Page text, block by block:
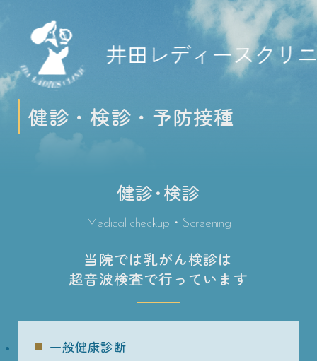
健診 ・検診 ・ 予防接種
健診･検診
Medical checkup・Screening
当院では乳がん検診は
超音波検査で行っています
一般健康診断